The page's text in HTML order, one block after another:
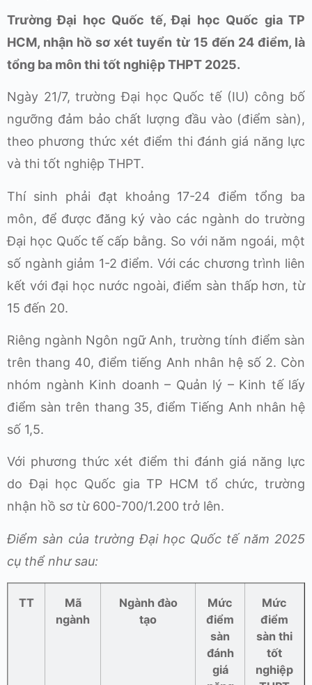
Trường Đại học Quốc tế, Đại học Quốc gia TP
HCM, nhận hồ sơ xét tuyển từ 15 đến 24 điểm, là
tổng ba môn thi tốt nghiệp THPT 2025.
Ngày 21/7, trường Đại học Quốc tế (IU) công bố
ngưỡng đảm bảo chất lượng đầu vào (điểm sàn),
theo phương thức xét điểm thi đánh giá năng lực
và thi tốt nghiệp THPT.
Thí sinh phải đạt khoảng 17-24 điểm tổng ba
môn, để được đăng ký vào các ngành do trường
Đại học Quốc tế cấp bằng. So với năm ngoái, một
số ngành giảm 1-2 điểm. Với các chương trình liên
kết với đại học nước ngoài, điểm sàn thấp hơn, từ
15 đến 20.
Riêng ngành Ngôn ngữ Anh, trường tính điểm sàn
trên thang 40, điểm tiếng Anh nhân hệ số 2. Còn
nhóm ngành Kinh doanh – Quản lý – Kinh tế lấy
điểm sàn trên thang 35, điểm Tiếng Anh nhân hệ
số 1,5.
Với phương thức xét điểm thi đánh giá năng lực
do Đại học Quốc gia TP HCM tổ chức, trường
nhận hồ sơ từ 600-700/1.200 trở lên.
Điểm sàn của trường Đại học Quốc tế năm 2025
cụ thể như sau:
TT
Mã
ngành
Ngành đào
tạo
Mức
điểm
sàn
đánh
giá
Mức
điểm
sàn thi
tốt
nghiệp